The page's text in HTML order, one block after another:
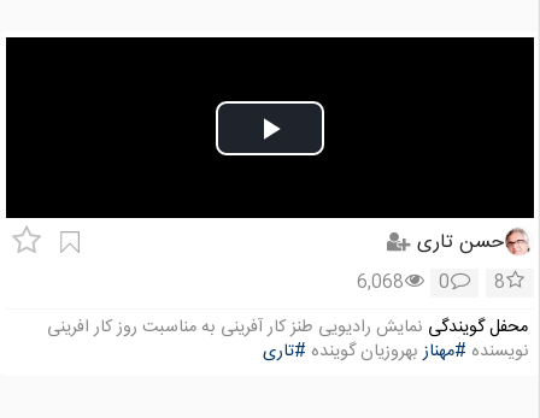
Play
Video
حسن تاری
8
0
6,068
محفل گویندگی نمایش رادیویی طنز کار آفرینی به مناسبت روز کار افرینی
نویسنده #مهنازبهروزیان گوینده #تاری